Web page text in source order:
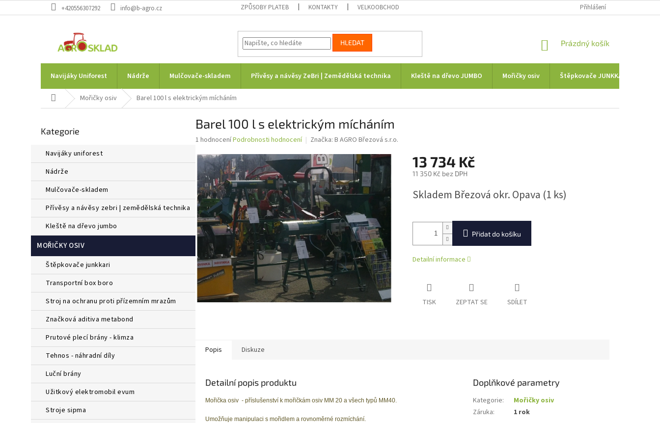
na
+420556307292 info@b-agro.cz ZPŮSOBY PLATEB KONTAKTY VELKOOBCHOD Přihlášení
HLEDAT
NÁKUPNÍ
Prázdný košík
Navijáky Uniforest Nádrže Mulčovače-skladem Přívěsy a návěsy ZeBri | Zemědělská technika Kleště na dřevo JUMBO Mořičky osiv Štěpkovače JUNKKARI
Domů Mořičky osiv Barel 100 l s elektrickým mícháním
s
n
n
í
p
a
n
e
l
kategorie
Kategorie
navijáky uniforest
nádrže
mulčovače-skladem
přívěsy a návěsy zebri | zemědělská technika
kleště na dřevo jumbo
MOŘIČKY OSIV
štěpkovače junkkari
transportní box boro
stroj na ochranu proti přízemním mrazům
značková aditiva metabond
prutové plecí brány - klimza
tehnos - náhradní díly
luční brány
užitkový elektromobil evum
stroje sipma
Barel 100 l s elektrickým mícháním
Průměrné
produktu
1,0
z
5
hvězdiček.
1 hodnoceníPodrobnosti hodnocení Značka: B AGRO Březová s.r.o.
13 734 Kč
11 350 Kč bez DPH
cena:
Skladem Březová okr. Opava (1 ks)
Přidat do košíku
Detailní informace
TISK ZEPTAT SE SDÍLET
Popis Diskuze
Detailní popis produktu
Mořička osiv - příslušenství k mořičkám osiv MM 20 a všech typů MM40.
Umožňuje manipulaci s mořidlem a rovnoměrné rozmíchání.
Doplňkové parametry
Kategorie:
Mořičky osiv
Záruka: 1 rok